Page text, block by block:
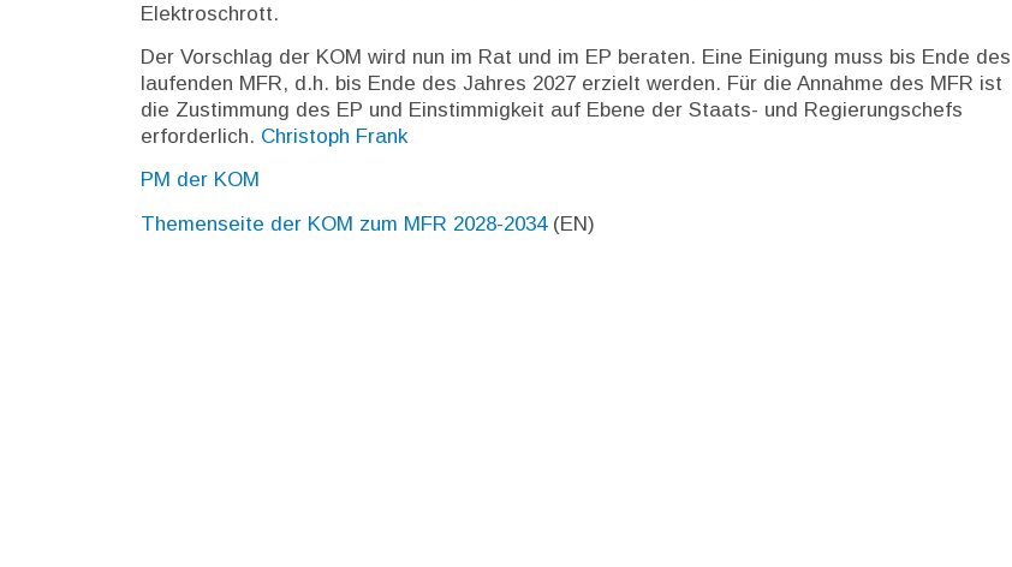
Elektroschrott.
Der Vorschlag der KOM wird nun im Rat und im EP beraten. Eine Einigung muss bis Ende des
laufenden MFR, d.h. bis Ende des Jahres 2027 erzielt werden. Für die Annahme des MFR ist
die Zustimmung des EP und Einstimmigkeit auf Ebene der Staats- und Regierungschefs
erforderlich. Christoph Frank
PM der KOM
Themenseite der KOM zum MFR 2028-2034(EN)